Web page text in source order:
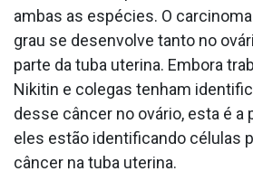
ambas as espécies. O
grau se desenvolve tanto no
parte da tuba uterina. Embora
Nikitin e colegas tenham
desse câncer no ovário, esta é a
eles estão identificando células
câncer na tuba uterina.